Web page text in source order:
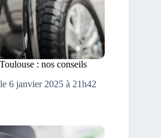
: nos conseils
6 janvier 2025 à 21h42